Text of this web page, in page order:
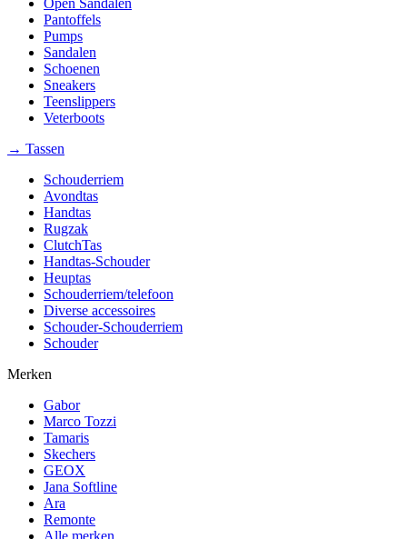
Open Sandalen
Pantoffels
Pumps
Sandalen
Schoenen
Sneakers
Teenslippers
Veterboots
→ Tassen
Schouderriem
Avondtas
Handtas
Rugzak
ClutchTas
Handtas-Schouder
Heuptas
Schouderriem/telefoon
Diverse accessoires
Schouder-Schouderriem
Schouder
Merken
Gabor
Marco Tozzi
Tamaris
Skechers
GEOX
Jana Softline
Ara
Remonte
Alle merken